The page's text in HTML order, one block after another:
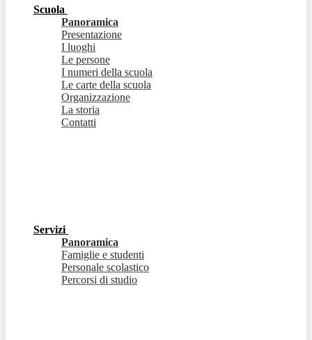
Scuola
Panoramica
Presentazione
I luoghi
Le persone
I numeri della scuola
Le carte della scuola
Organizzazione
La storia
Contatti
Servizi
Panoramica
Famiglie e studenti
Personale scolastico
Percorsi di studio